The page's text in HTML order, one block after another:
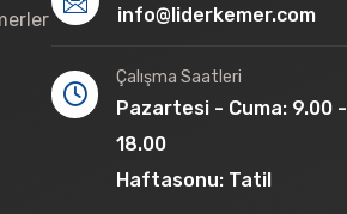
info@liderkemer.com
Çalışma Saatleri
Pazartesi - Cuma: 9.00 -
18.00
Haftasonu: Tatil